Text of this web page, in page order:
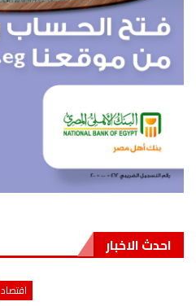
احدث الاخبار
اقتصاد